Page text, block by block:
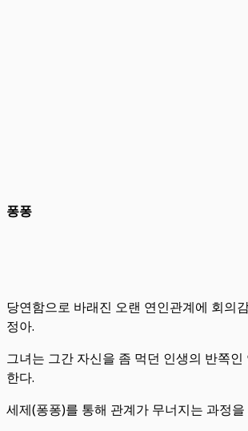
퐁퐁
당연함으로 바래진 오랜 연인관계에 회의
정아.
그녀는 그간 자신을 좀 먹던 인생의 반쪽인
한다.
세제(퐁퐁)를 통해 관계가 무너지는 과정